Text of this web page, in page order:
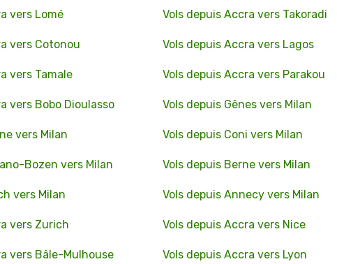
vers Lomé Vols depuis Accra vers Takoradi
vers Cotonou Vols depuis Accra vers Lagos
vers Tamale Vols depuis Accra vers Parakou
vers Bobo Dioulasso Vols depuis Gênes vers Milan
vers Milan Vols depuis Coni vers Milan
Bozen vers Milan Vols depuis Berne vers Milan
vers Milan Vols depuis Annecy vers Milan
vers Zurich Vols depuis Accra vers Nice
vers Bâle-Mulhouse Vols depuis Accra vers Lyon